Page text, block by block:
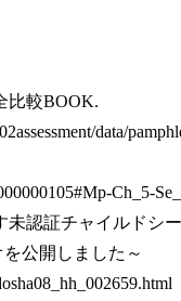
比較BOOK.
data/
Ch_5-
未認証チャイルドシ
公開しました～